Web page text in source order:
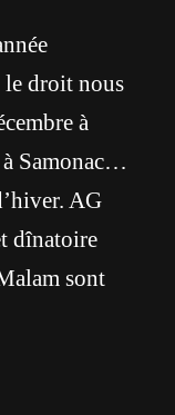
le droit nous
à
Samonac…
AG
dînatoire
sont